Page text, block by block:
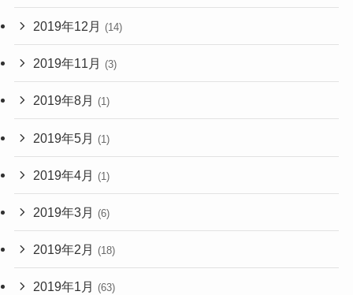
2019年12月 (14)
2019年11月 (3)
2019年8月 (1)
2019年5月 (1)
2019年4月 (1)
2019年3月 (6)
2019年2月 (18)
2019年1月 (63)